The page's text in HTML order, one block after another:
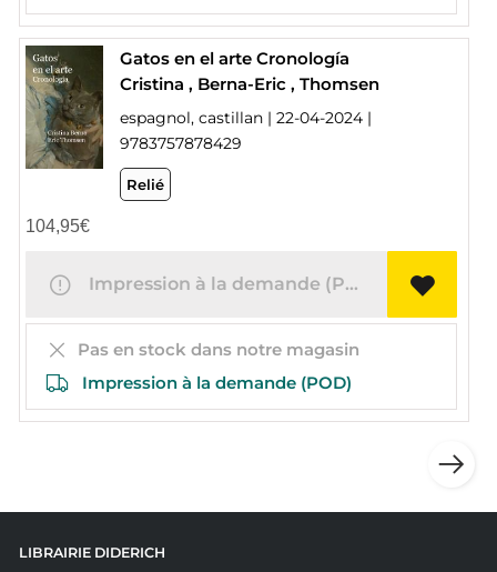
Gatos en el arte Cronología
Cristina , Berna-Eric , Thomsen
espagnol, castillan | 22-04-2024 |
9783757878429
Relié
104,95€
Impression à la demande (POD)
Pas en stock dans notre magasin
Impression à la demande (POD)
LIBRAIRIE DIDERICH